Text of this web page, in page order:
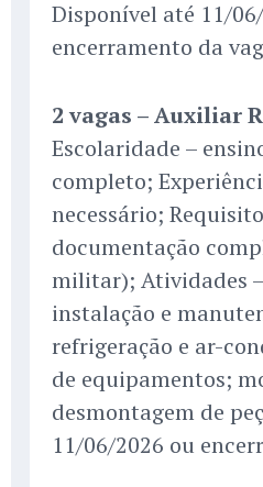
Disponível até 11/
encerramento da
2 vagas – Auxiliar
Escolaridade –
completo;
necessário;
documentação
militar); Atividades
instalação e
refrigeração e ar-
de equipamentos;
desmontagem de
11/06/2026 ou